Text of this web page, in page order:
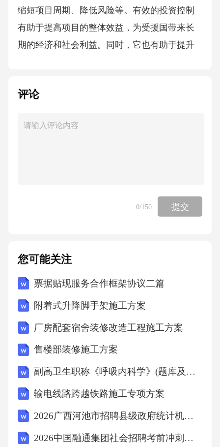
缩短项目周期、降低风险等。有效的投资控制
有助于提高项目的整体效益，为受援国带来长
期的经济和社会利益。同时，它也有助于提升
性(1)投资控制是援外成套项目成功实施的关键
确保项目资金的有效使用，避免不必要的浪费
领域，从而提高资金的使用效率，促进受援国
经济的快速发展。例如，在非洲某国的援外成
资金都用于基础设施建设和改善民生，为该国
投资控制的重要性同样不容忽视。援助国通过
投资控制，能够确保其援助资金的合理分配和
有效利用，避免因管理不善导致的资源浪费。
象，还能够增强援助国与受援国之间的友好关
系。此外，有效的投资控制还能够帮助援助国
积累宝贵的项目管理经验，提升其未来在国际
成套项目中实施严格的投资控制，我国不仅提
高了援助资金的使用效率，还培养了一大批具
评论
0/150 提交
您可能关注
票据贴现服务合作框架协议二篇
附着式升降脚手架施工方案
厂房配套宿舍装修改造工程施工方案
售楼部装修施工方案
副高卫生职称《呼吸内科学》(题库及答案)
输电线路跨越铁路施工专项方案
2026广西河池市招聘县级政府统计机构统计协管员（协统员）26人模拟试卷附答案详解（考试直接用）
2026中国融通集团社会招聘考前冲刺试卷【综合卷】附答案详解